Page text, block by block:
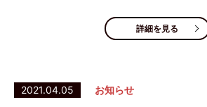
詳細を見る
2021.04.05 お知らせ